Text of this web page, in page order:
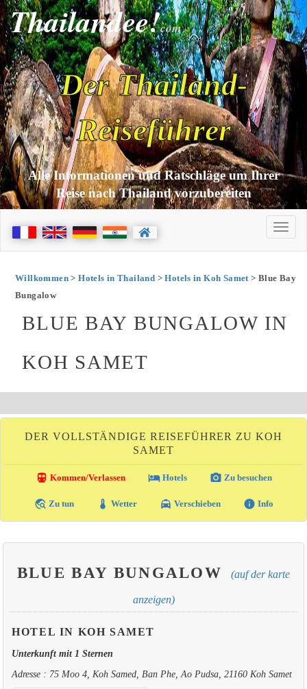
Thailandee!com
Der Thailand-
Reiseführer
Alle Informationen und Ratschläge um Ihrer
Reise nach Thailand vorzubereiten
Willkommen>Hotels in Thailand >Hotels in Koh Samet> Blue Bay
Bungalow
BLUE BAY BUNGALOW IN
KOH SAMET
DER VOLLSTÄNDIGE REISEFÜHRER ZU KOH
SAMET
directions_transit Kommen/Verlassen local_hotelHotels photo_camera Zu besuchen
travel_explore Zu tun thermostat Wetter local_taxi Verschieben info Info
BLUE BAY BUNGALOW (auf der karte
anzeigen)
HOTEL IN KOH SAMET
Unterkunft mit 1 Sternen
Adresse : 75 Moo 4, Koh Samed, Ban Phe, Ao Pudsa, 21160 Koh Samet